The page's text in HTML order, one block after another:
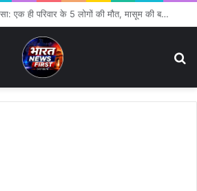
उत्तराखंड कांग्रेस की नई कमेटियों पर दानिश कुरैशी ने उठाए सवाल, मुस्लिम प्रतिनिधित्व को लेकर जताई नाराजगी